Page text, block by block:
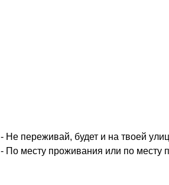
- Не переживай, будет и на твоей
- По месту проживания или по месту